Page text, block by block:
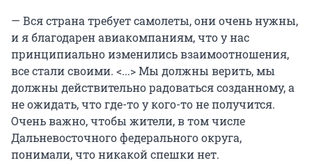
— Вся страна требует самолеты, они очень нужны,
и я благодарен авиакомпаниям, что у нас
принципиально изменились взаимоотношения,
все стали своими. <...> Мы должны верить, мы
должны действительно радоваться созданному, а
не ожидать, что где-то у кого-то не получится.
Очень важно, чтобы жители, в том числе
Дальневосточного федерального округа,
понимали, что никакой спешки нет.